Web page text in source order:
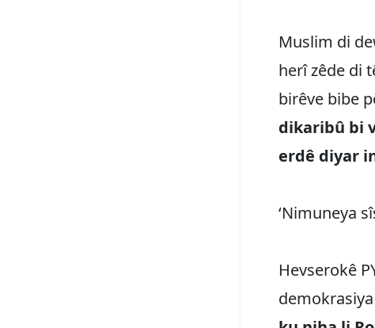
Muslim di
herî zêde di
birêve bibe
dikaribû bi
erdê diyar
‘Nimuneya
Hevserokê